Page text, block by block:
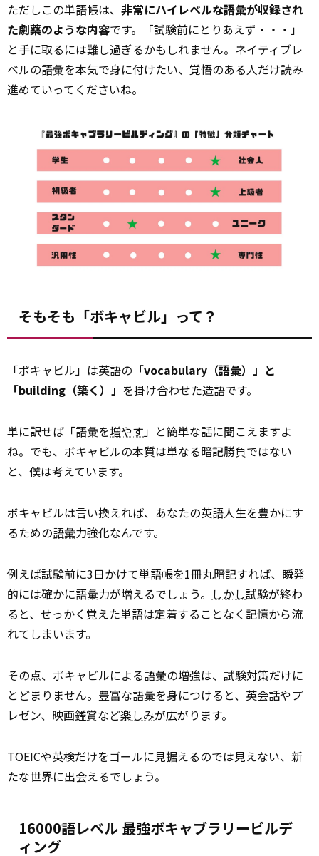
ただしこの単語帳は、 非常にハイレベルな語彙が収録され
た劇薬のような内容です。「試験前にとりあえず・・・」
と手に取るには難し過ぎるかもしれません。ネイティブレ
ベルの語彙を本気で身に付けたい、覚悟のある人だけ読み
進めていってくださいね。
そもそも「ボキャビル」って？
「ボキャビル」は英語の 「vocabulary（語彙）」と
「building（築く）」 を掛け合わせた造語です。
単に訳せば「語彙を増やす 」と簡単な話に聞こえますよ
ね。でも、ボキャビルの本質は単なる暗記勝負ではない
と、僕は考えています。
ボキャビルは言い換えれば、あなたの英語人生を豊かにす
るための語彙力強化なんです。
例えば試験前に3日かけて単語帳を1冊丸暗記すれば、瞬発
的には確かに語彙力が増えるでしょう。 しかし試験が終わ
ると、せっかく覚えた単語は定着することなく記憶から流
れてしまいます。
その点、ボキャビルによる語彙の増強は、試験対策だけに
とどまりません。豊富な語彙を身につけると、英会話やプ
レゼン、映画鑑賞など楽しみが広がります。
TOEICや英検だけをゴールに見据えるのでは見えない、新
たな世界に出会えるでしょう。
16000語レベル 最強ボキャブラリービルデ
ィング